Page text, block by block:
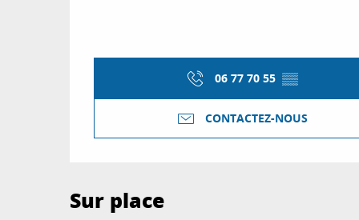
06 77 70 55 ▒▒
CONTACTEZ-NOUS
Sur place